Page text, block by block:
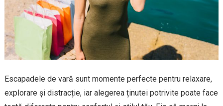
Escapadele de vară sunt momente perfecte pentru relaxare,
explorare și distracție, iar alegerea ținutei potrivite poate face